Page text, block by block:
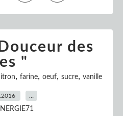
des
"
, farine, oeuf, sucre, vanille